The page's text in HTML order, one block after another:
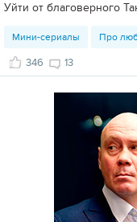
Уйти от благоверного
Мини-сериалы Про
346 13